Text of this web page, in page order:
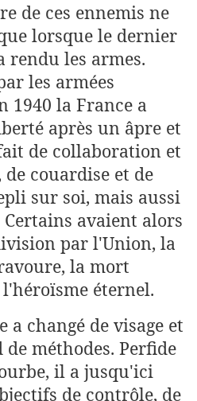
de ces ennemis ne
lorsque le dernier
rendu les armes.
les armées
1940 la France a
après un âpre et
de collaboration et
de couardise et de
sur soi, mais aussi
avaient alors
par l'Union, la
la mort
éternel.
a changé de visage et
méthodes. Perfide
il a jusqu'ici
de contrôle, de